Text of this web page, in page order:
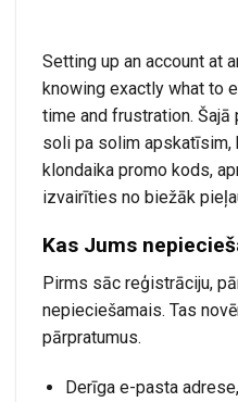
Setting up an account at
knowing exactly what to
time and frustration.
soli pa solim
klondaika promo kods,
izvairīties no biežāk
Kas Jums
Pirms sāc reģistrāciju,
nepieciešamais. Tas
pārpratumus.
Derīga e-pasta